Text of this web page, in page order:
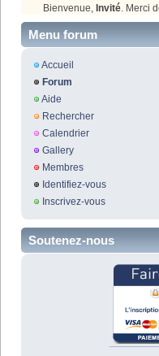
Bienvenue, Invité. Merci
Menu forum
Accueil
Forum
Aide
Rechercher
Calendrier
Gallery
Membres
Identifiez-vous
Inscrivez-vous
Soutenez-nous